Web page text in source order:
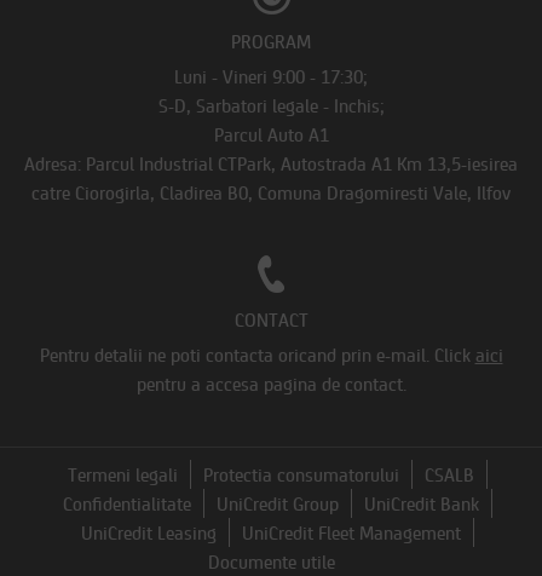
PROGRAM
Luni - Vineri 9:00 - 17:30;
S-D, Sarbatori legale - Inchis;
Parcul Auto A1
Adresa: Parcul Industrial CTPark, Autostrada A1 Km 13,5-iesirea
catre Ciorogirla, Cladirea B0, Comuna Dragomiresti Vale, Ilfov
CONTACT
Pentru detalii ne poti contacta oricand prin e-mail. Click aici
pentru a accesa pagina de contact.
Termeni legali Protectia consumatorului
CSALB
Confidentialitate
UniCredit Group
UniCredit Bank
UniCredit Leasing
UniCredit Fleet Management
Documente utile